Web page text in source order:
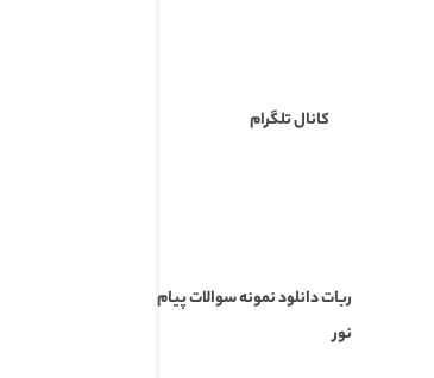
کانال تلگرام
ربات دانلود نمونه سوالات پیام
نور